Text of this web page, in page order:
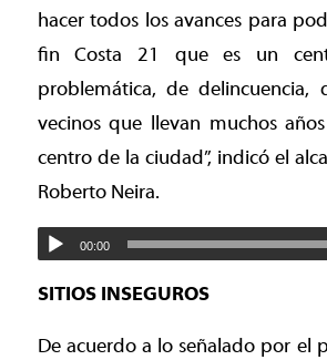
hacer todos los avances para
fin Costa 21 que es un
problemática, de delincuencia,
vecinos que llevan muchos
centro de la ciudad”, indicó el
Roberto Neira.
00:00
SITIOS INSEGUROS
De acuerdo a lo señalado por el